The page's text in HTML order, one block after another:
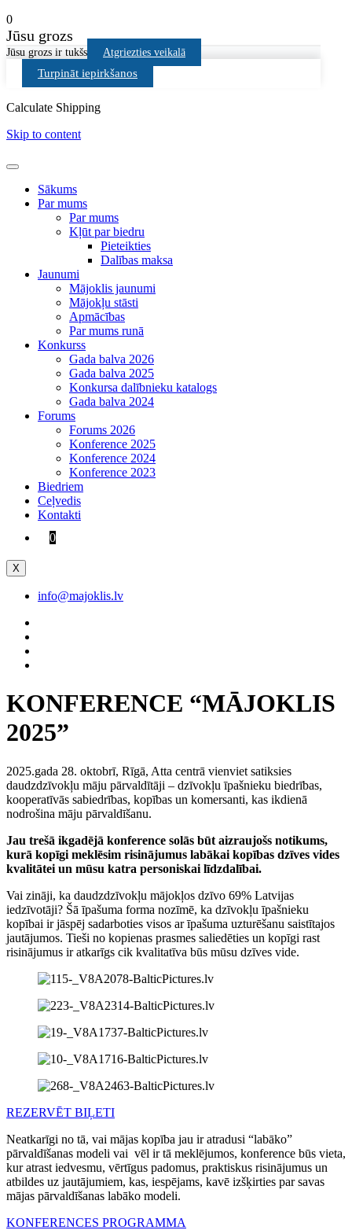
0
Jūsu grozs
Jūsu grozs ir tukšs Atgriezties veikalā
Turpināt iepirkšanos
Calculate Shipping
Skip to content
Sākums
Par mums
Par mums
Kļūt par biedru
Pieteikties
Dalības maksa
Jaunumi
Mājoklis jaunumi
Mājokļu stāsti
Apmācības
Par mums runā
Konkurss
Gada balva 2026
Gada balva 2025
Konkursa dalībnieku katalogs
Gada balva 2024
Forums
Forums 2026
Konference 2025
Konference 2024
Konference 2023
Biedriem
Ceļvedis
Kontakti
0
X
info@majoklis.lv
KONFERENCE “MĀJOKLIS
2025”
2025.gada 28. oktobrī, Rīgā, Atta centrā vienviet satiksies
daudzdzīvokļu māju pārvaldītāji – dzīvokļu īpašnieku biedrības,
kooperatīvās sabiedrības, kopības un komersanti, kas ikdienā
nodrošina māju pārvaldīšanu.
Jau trešā ikgadējā konference solās būt aizraujošs notikums,
kurā kopīgi meklēsim risinājumus labākai kopības dzīves vides
kvalitātei un mūsu katra personiskai līdzdalībai.
Vai zināji, ka daudzdzīvokļu mājokļos dzīvo 69% Latvijas
iedzīvotāji? Šā īpašuma forma nozīmē, ka dzīvokļu īpašnieku
kopībai ir jāspēj sadarboties visos ar īpašuma uzturēšanu saistītajos
jautājumos. Tieši no kopienas prasmes saliedēties un kopīgi rast
risinājumus ir atkarīgs cik kvalitatīva būs mūsu dzīves vide.
REZERVĒT BIĻETI
Neatkarīgi no tā, vai mājas kopība jau ir atradusi “labāko”
pārvaldīšanas modeli vai vēl ir tā meklējumos, konference būs vieta,
kur atrast iedvesmu, vērtīgus padomus, praktiskus risinājumus un
atbildes uz jautājumiem, kas, iespējams, kavē izšķirties par savas
mājas pārvaldīšanas labāko modeli.
KONFERENCES PROGRAMMA